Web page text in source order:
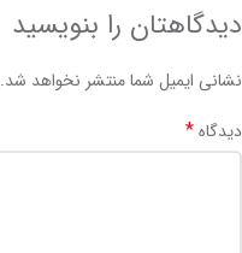
دیدگاهتان را بنویسید
نشانی ایمیل شما منتشر نخواهد شد.
دیدگاه*